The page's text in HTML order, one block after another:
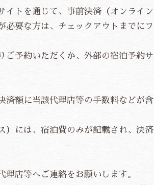
イトを通じて、事前決済（オンライン
必要な方は、チェックアウトまでにフ
ご予約いただくか、外部の宿泊予約サ
済額に当該代理店等の手数料などが含
）には、宿泊費のみが記載され、決済
店等へご連絡をお願いします。